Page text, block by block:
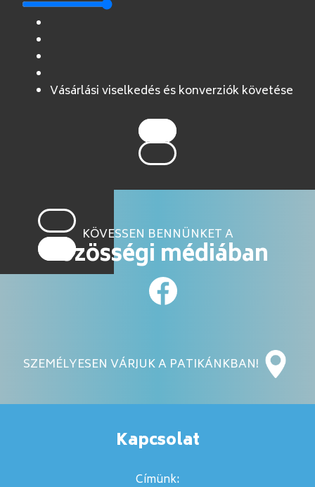
Vásárlási viselkedés és konverziók követése
KÖVESSEN BENNÜNKET A
közösségi médiában
SZEMÉLYESEN VÁRJUK A PATIKÁNKBAN!
Kapcsolat
Címünk: